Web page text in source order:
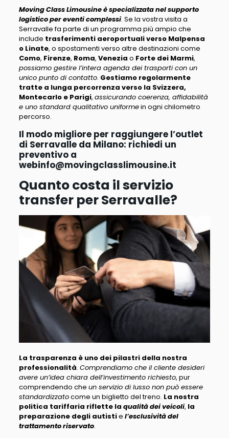
Moving Class Limousine è specializzata nel supporto
logistico per eventi complessi. Se la vostra visita a
Serravalle fa parte di un programma più ampio che
include trasferimenti aeroportuali verso Malpensa
o Linate, o spostamenti verso altre destinazioni come
Como, Firenze, Roma, Venezia o Forte dei Marmi,
possiamo gestire l’intera agenda dei trasporti con un
unico punto di contatto. Gestiamo regolarmente
tratte a lunga percorrenza verso la Svizzera,
Montecarlo e Parigi, assicurando coerenza, affidabilità
e uno standard qualitativo uniformein ogni chilometro
percorso.
Il modo migliore per raggiungere l’outlet
di Serravalle da Milano: richiedi un
preventivo a
webinfo@movingclasslimousine.it
Quanto costa il servizio
transfer per Serravalle?
La trasparenza è uno dei pilastri della nostra
professionalità. Comprendiamo che il cliente desideri
avere un’idea chiara dell’investimento richiesto, pur
comprendendo che un servizio di lusso non può essere
standardizzatocome un biglietto del treno. La nostra
politica tariffaria riflette la qualità dei veicoli, la
preparazione degli autistie l’esclusività del
trattamento riservato.